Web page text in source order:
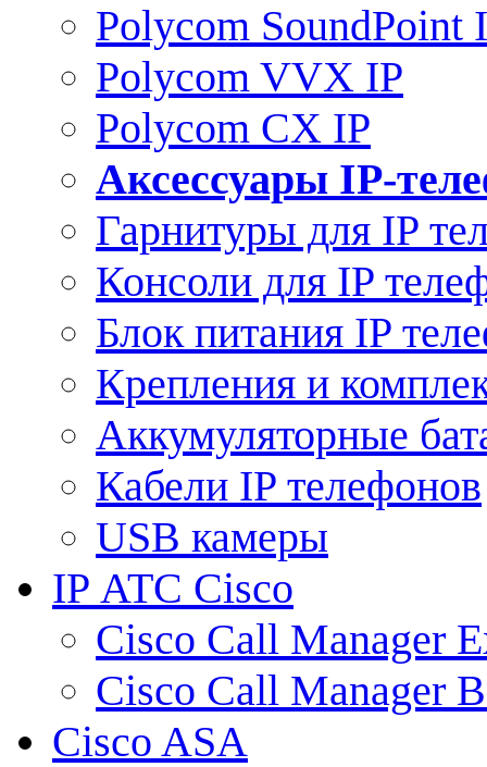
Polycom SoundPoint
Polycom VVX IP
Polycom CX IP
Аксессуары IP-
Гарнитуры для IP
Консоли для IP
Блок питания IP
Крепления и
Аккумуляторные
Кабели IP телефонов
USB камеры
IP АТС Cisco
Cisco Call Manager
Cisco Call Manager
Cisco ASA